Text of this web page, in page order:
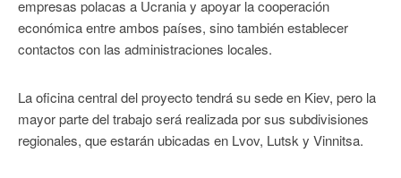
empresas polacas a Ucrania y apoyar la cooperación
económica entre ambos países, sino también establecer
contactos con las administraciones locales.
La oficina central del proyecto tendrá su sede en Kiev, pero la
mayor parte del trabajo será realizada por sus subdivisiones
regionales, que estarán ubicadas en Lvov, Lutsk y Vinnitsa.